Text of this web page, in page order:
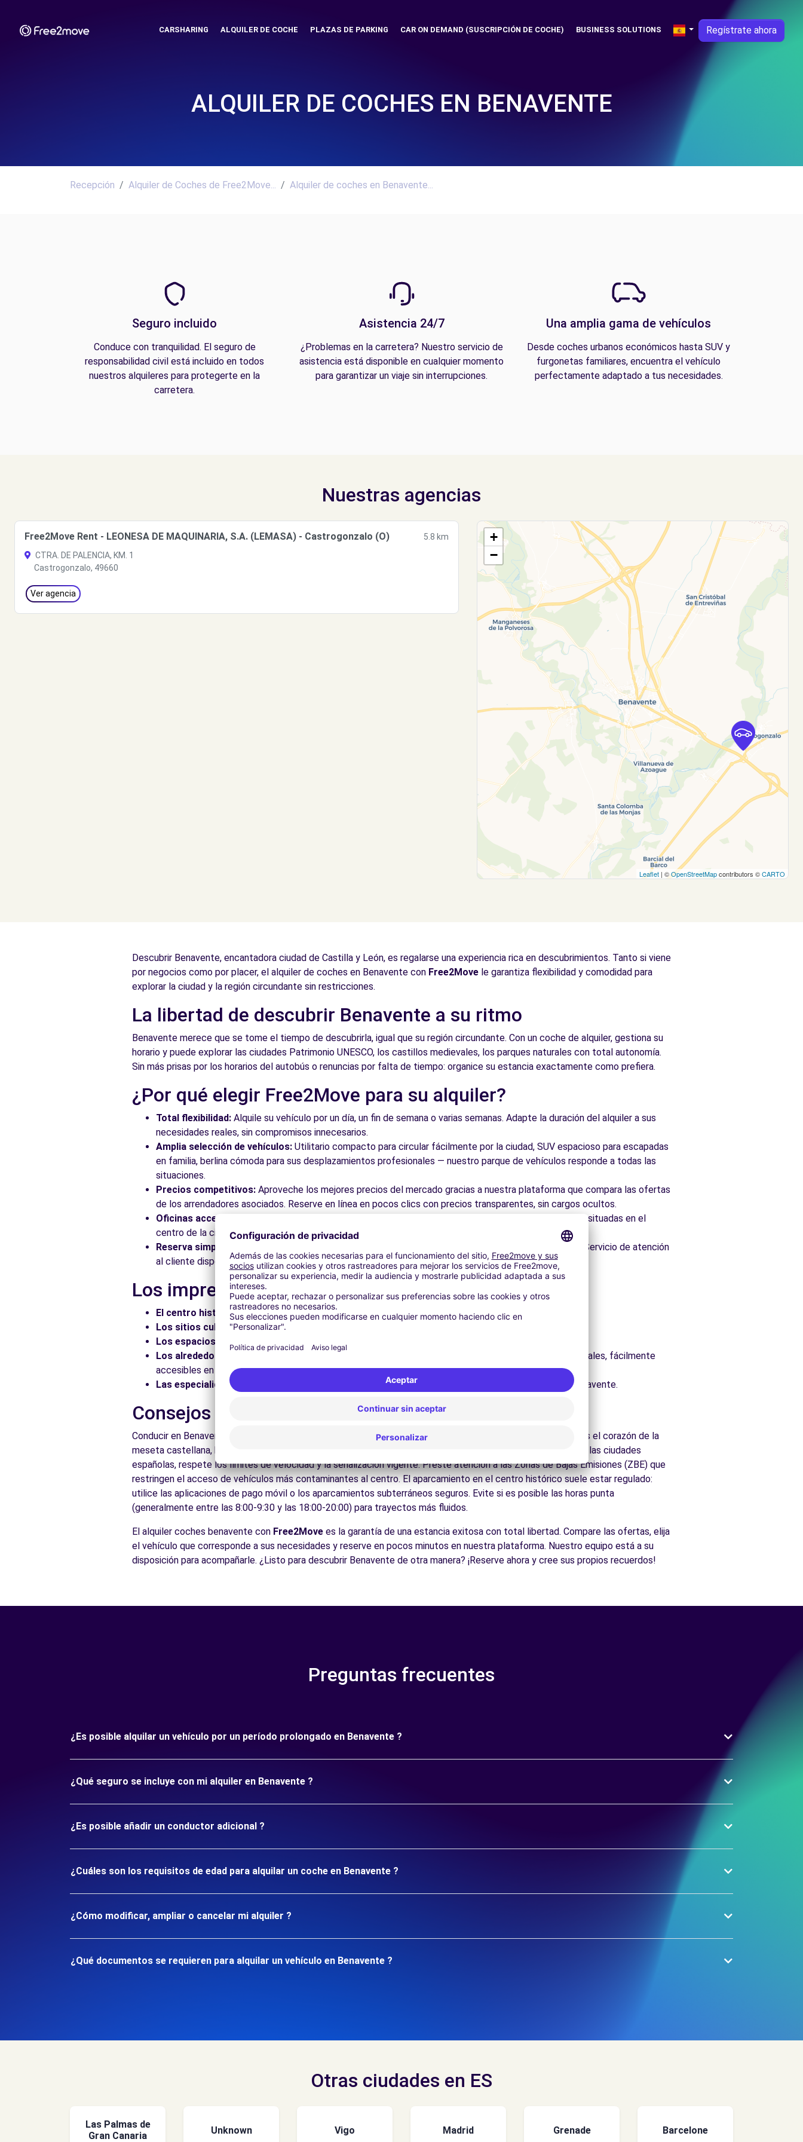
CARSHARING ALQUILER DE COCHE PLAZAS DE PARKING CAR ON DEMAND (SUSCRIPCIÓN DE COCHE) BUSINESS SOLUTIONS Regístrate ahora
ALQUILER DE COCHES EN BENAVENTE
Recepción Alquiler de Coches de Free2Move... Alquiler de coches en Benavente...
Seguro incluido
Conduce con tranquilidad. El seguro de
responsabilidad civil está incluido en todos
nuestros alquileres para protegerte en la
carretera.
Asistencia 24/7
¿Problemas en la carretera? Nuestro servicio de
asistencia está disponible en cualquier momento
para garantizar un viaje sin interrupciones.
Una amplia gama de vehículos
Desde coches urbanos económicos hasta SUV y
furgonetas familiares, encuentra el vehículo
perfectamente adaptado a tus necesidades.
Nuestras agencias
Free2Move Rent - LEONESA DE MAQUINARIA, S.A. (LEMASA) - Castrogonzalo (O)
5.8 km
CTRA. DE PALENCIA, KM. 1
Castrogonzalo, 49660
Ver agencia
+
−
Leaflet | ©OpenStreetMapcontributors ©CARTO
Descubrir Benavente, encantadora ciudad de Castilla y León, es regalarse una experiencia rica en descubrimientos. Tanto si viene
por negocios como por placer, el alquiler de coches en Benavente con Free2Move le garantiza flexibilidad y comodidad para
explorar la ciudad y la región circundante sin restricciones.
La libertad de descubrir Benavente a su ritmo
Benavente merece que se tome el tiempo de descubrirla, igual que su región circundante. Con un coche de alquiler, gestiona su
horario y puede explorar las ciudades Patrimonio UNESCO, los castillos medievales, los parques naturales con total autonomía.
Sin más prisas por los horarios del autobús o renuncias por falta de tiempo: organice su estancia exactamente como prefiera.
¿Por qué elegir Free2Move para su alquiler?
Total flexibilidad: Alquile su vehículo por un día, un fin de semana o varias semanas. Adapte la duración del alquiler a sus
necesidades reales, sin compromisos innecesarios.
Amplia selección de vehículos: Utilitario compacto para circular fácilmente por la ciudad, SUV espacioso para escapadas
en familia, berlina cómoda para sus desplazamientos profesionales — nuestro parque de vehículos responde a todas las
situaciones.
Precios competitivos: Aproveche los mejores precios del mercado gracias a nuestra plataforma que compara las ofertas
de los arrendadores asociados. Reserve en línea en pocos clics con precios transparentes, sin cargos ocultos.
Oficinas accesibles:
Recoja su vehículo en una de nuestras numerosas oficinas asociadas, idealmente situadas en el
centro de la ciudad, en estaciones o cerca de los aeropuertos.
Reserva simplificada:
Nuestra plataforma intuitiva le permite reservar su vehículo en pocos minutos. Servicio de atención
al cliente disponible para responder a todas sus preguntas.
Los imprescindibles de Benavente y alrededores
El centro histórico:Pasee por las calles del casco antiguo y descubra su patrimonio arquitectónico.
Los sitios culturales:Visite los museos y monumentos que enriquecen Benavente.
Los espacios naturales:
Los alrededores:
Explore las ciudades Patrimonio UNESCO, los castillos medievales, los parques naturales, fácilmente
accesibles en coche.
Las especialidades locales:
Descubra la gastronomía regional en los restaurantes y mercados de Benavente.
Consejos prácticos para conducir en Benavente
Conducir en Benavente es accesible para todos los conductores con algunos consejos prácticos. la región es el corazón de la
meseta castellana, bien comunicada por autovías que la cruzan de este a oeste y norte a sur Como en todas las ciudades
españolas, respete los límites de velocidad y la señalización vigente. Preste atención a las Zonas de Bajas Emisiones (ZBE) que
restringen el acceso de vehículos más contaminantes al centro. El aparcamiento en el centro histórico suele estar regulado:
utilice las aplicaciones de pago móvil o los aparcamientos subterráneos seguros. Evite si es posible las horas punta
(generalmente entre las 8:00-9:30 y las 18:00-20:00) para trayectos más fluidos.
El alquiler coches benavente con Free2Move es la garantía de una estancia exitosa con total libertad. Compare las ofertas, elija
el vehículo que corresponde a sus necesidades y reserve en pocos minutos en nuestra plataforma. Nuestro equipo está a su
disposición para acompañarle. ¿Listo para descubrir Benavente de otra manera? ¡Reserve ahora y cree sus propios recuerdos!
Preguntas frecuentes
¿Es posible alquilar un vehículo por un período prolongado en Benavente ?
¿Qué seguro se incluye con mi alquiler en Benavente ?
¿Es posible añadir un conductor adicional ?
¿Cuáles son los requisitos de edad para alquilar un coche en Benavente ?
¿Cómo modificar, ampliar o cancelar mi alquiler ?
¿Qué documentos se requieren para alquilar un vehículo en Benavente ?
Otras ciudades en ES
Las Palmas de
Gran Canaria
Unknown Vigo Madrid Grenade Barcelone